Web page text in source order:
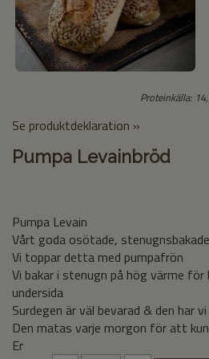
Proteinkälla:
Se produktdeklaration »
Pumpa Levainbröd
Pumpa Levain
Vårt goda osötade,
Vi toppar detta med pumpafrön
Vi bakar i stenugn på hög värme för
undersida
Surdegen är väl bevarad & den har
Den matas varje morgon för att
Er